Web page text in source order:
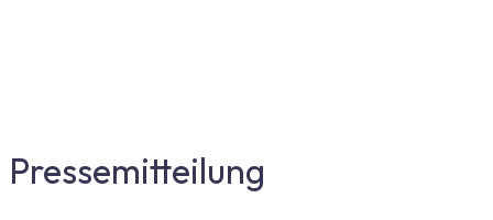
Pressemitteilung